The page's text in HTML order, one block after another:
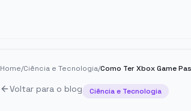
Home/Ciência e Tecnologia/
Voltar para o blog Ciência e Tecnologia